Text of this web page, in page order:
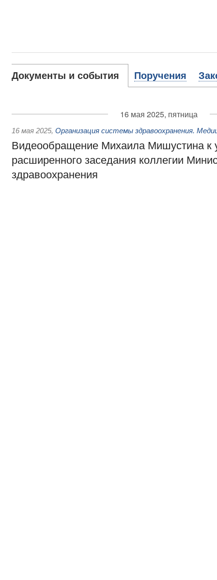
Документы и события Поручения
16 мая 2025, пятница
16 мая 2025, Организация системы здравоохранения.
Видеообращение Михаила Мишустина к
расширенного заседания коллегии
здравоохранения